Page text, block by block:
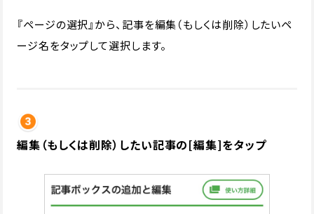
『ページの選択』から、記事を編集（もしくは削除）したいペ
ージ名をタップして選択します。
編集（もしくは削除）したい記事の[編集]をタップ